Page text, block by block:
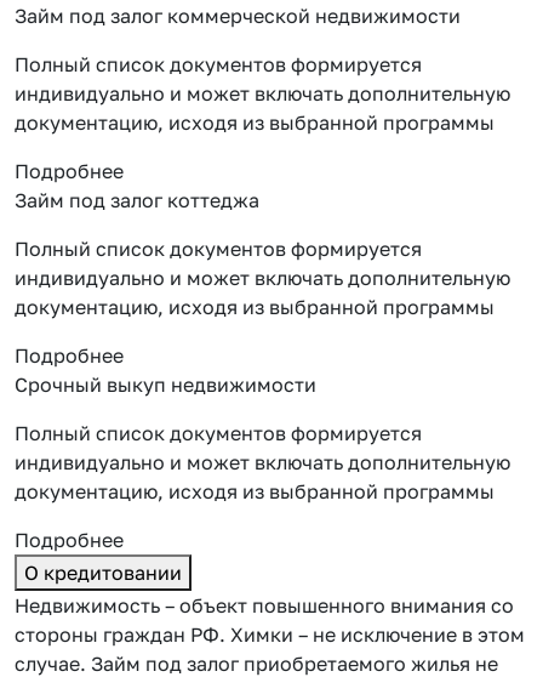
Займ под залог коммерческой недвижимости
Полный список документов формируется
индивидуально и может включать дополнительную
документацию, исходя из выбранной программы
Подробнее
Займ под залог коттеджа
Полный список документов формируется
индивидуально и может включать дополнительную
документацию, исходя из выбранной программы
Подробнее
Срочный выкуп недвижимости
Полный список документов формируется
индивидуально и может включать дополнительную
документацию, исходя из выбранной программы
Подробнее
О кредитовании
Недвижимость – объект повышенного внимания со
стороны граждан РФ. Химки – не исключение в этом
случае. Займ под залог приобретаемого жилья не